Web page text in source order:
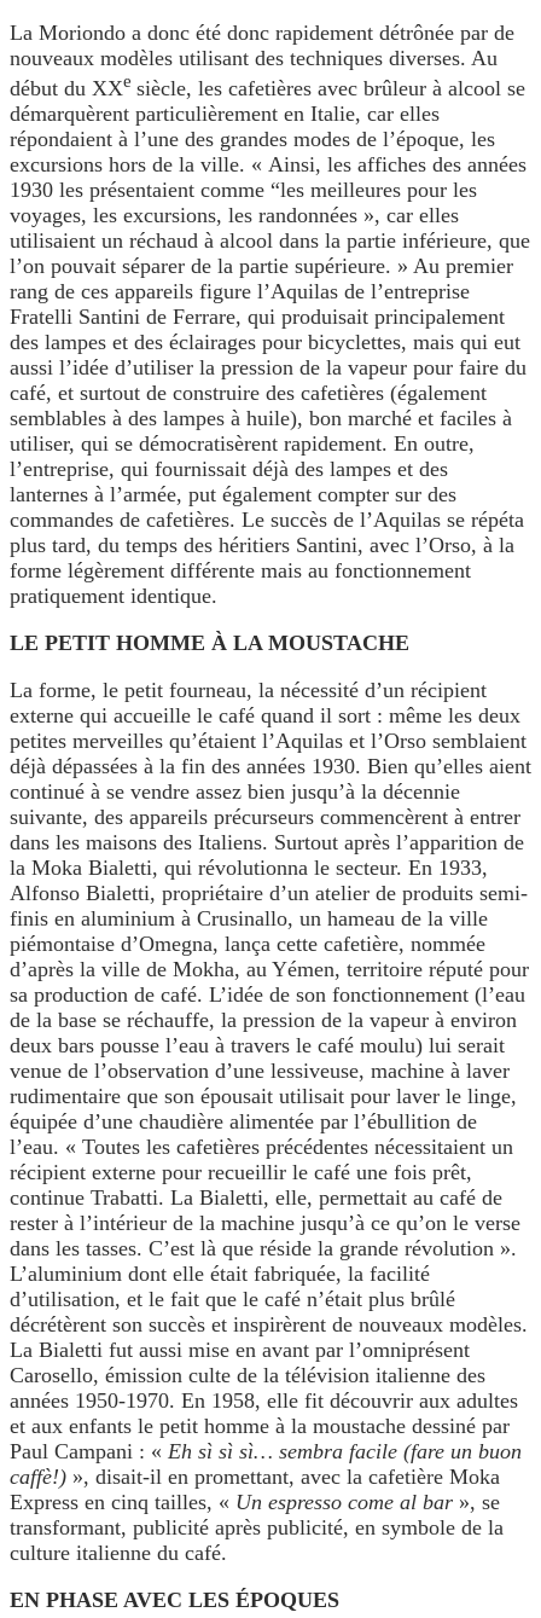
La Moriondo a donc été donc rapidement détrônée par de
nouveaux modèles utilisant des techniques diverses. Au
début du XXe siècle, les cafetières avec brûleur à alcool se
démarquèrent particulièrement en Italie, car elles
répondaient à l’une des grandes modes de l’époque, les
excursions hors de la ville. « Ainsi, les affiches des années
1930 les présentaient comme “les meilleures pour les
voyages, les excursions, les randonnées », car elles
utilisaient un réchaud à alcool dans la partie inférieure, que
l’on pouvait séparer de la partie supérieure. » Au premier
rang de ces appareils figure l’Aquilas de l’entreprise
Fratelli Santini de Ferrare, qui produisait principalement
des lampes et des éclairages pour bicyclettes, mais qui eut
aussi l’idée d’utiliser la pression de la vapeur pour faire du
café, et surtout de construire des cafetières (également
semblables à des lampes à huile), bon marché et faciles à
utiliser, qui se démocratisèrent rapidement. En outre,
l’entreprise, qui fournissait déjà des lampes et des
lanternes à l’armée, put également compter sur des
commandes de cafetières. Le succès de l’Aquilas se répéta
plus tard, du temps des héritiers Santini, avec l’Orso, à la
forme légèrement différente mais au fonctionnement
pratiquement identique.
LE PETIT HOMME À LA MOUSTACHE
La forme, le petit fourneau, la nécessité d’un récipient
externe qui accueille le café quand il sort : même les deux
petites merveilles qu’étaient l’Aquilas et l’Orso semblaient
déjà dépassées à la fin des années 1930. Bien qu’elles aient
continué à se vendre assez bien jusqu’à la décennie
suivante, des appareils précurseurs commencèrent à entrer
dans les maisons des Italiens. Surtout après l’apparition de
la Moka Bialetti, qui révolutionna le secteur. En 1933,
Alfonso Bialetti, propriétaire d’un atelier de produits semi-
finis en aluminium à Crusinallo, un hameau de la ville
piémontaise d’Omegna, lança cette cafetière, nommée
d’après la ville de Mokha, au Yémen, territoire réputé pour
sa production de café. L’idée de son fonctionnement (l’eau
de la base se réchauffe, la pression de la vapeur à environ
deux bars pousse l’eau à travers le café moulu) lui serait
venue de l’observation d’une lessiveuse, machine à laver
rudimentaire que son épousait utilisait pour laver le linge,
équipée d’une chaudière alimentée par l’ébullition de
l’eau. « Toutes les cafetières précédentes nécessitaient un
récipient externe pour recueillir le café une fois prêt,
continue Trabatti. La Bialetti, elle, permettait au café de
rester à l’intérieur de la machine jusqu’à ce qu’on le verse
dans les tasses. C’est là que réside la grande révolution ».
L’aluminium dont elle était fabriquée, la facilité
d’utilisation, et le fait que le café n’était plus brûlé
décrétèrent son succès et inspirèrent de nouveaux modèles.
La Bialetti fut aussi mise en avant par l’omniprésent
Carosello, émission culte de la télévision italienne des
années 1950-1970. En 1958, elle fit découvrir aux adultes
et aux enfants le petit homme à la moustache dessiné par
Paul Campani : « Eh sì sì sì… sembra facile (fare un buon
caffè!) », disait-il en promettant, avec la cafetière Moka
Express en cinq tailles, « Un espresso come al bar », se
transformant, publicité après publicité, en symbole de la
culture italienne du café.
EN PHASE AVEC LES ÉPOQUES